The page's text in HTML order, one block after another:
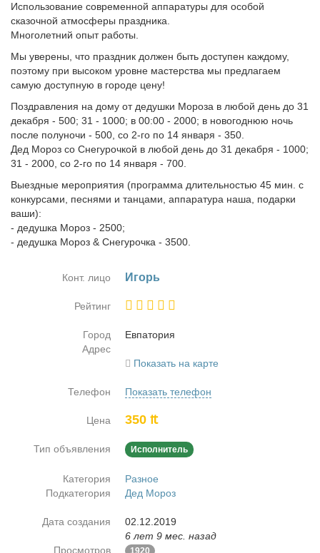
Использование современной аппаратуры для особой
сказочной атмосферы праздника.
Многолетний опыт работы.
Мы уверены, что праздник должен быть доступен каждому,
поэтому при высоком уровне мастерства мы предлагаем
самую доступную в городе цену!
Поздравления на дому от дедушки Мороза в любой день до 31
декабря - 500; 31 - 1000; в 00:00 - 2000; в новогоднюю ночь
после полуночи - 500, со 2-го по 14 января - 350.
Дед Мороз со Снегурочкой в любой день до 31 декабря - 1000;
31 - 2000, со 2-го по 14 января - 700.
Выездные мероприятия (программа длительностью 45 мин. с
конкурсами, песнями и танцами, аппаратура наша, подарки
ваши):
- дедушка Мороз - 2500;
- дедушка Мороз & Снегурочка - 3500.
Конт. лицо Игорь
Рейтинг
Город
Ев­па­то­рия
Адрес
Показать на карте
Телефон Показать телефон
Цена 350 ₶
Тип объявления Исполнитель
Категория
Разное
Подкатегория
Дед Мороз
Дата создания
02.12.2019
6 лет 9 мес. назад
Просмотров
1920